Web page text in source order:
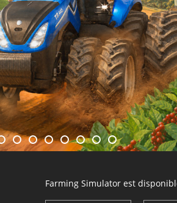
Farming Simulator est